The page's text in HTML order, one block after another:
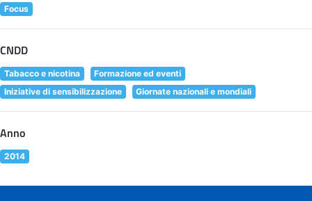
Focus
CNDD
Tabacco e nicotina
Formazione ed eventi
Iniziative di sensibilizzazione
Giornate nazionali e mondiali
Anno
2014